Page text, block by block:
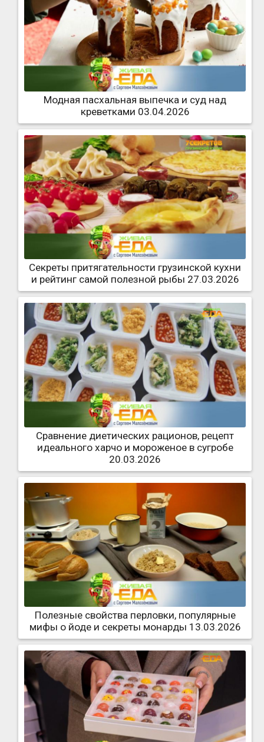
Модная пасхальная выпечка и суд над
креветками 03.04.2026
Секреты притягательности грузинской кухни
и рейтинг самой полезной рыбы 27.03.2026
Сравнение диетических рационов, рецепт
идеального харчо и мороженое в сугробе
20.03.2026
Полезные свойства перловки, популярные
мифы о йоде и секреты монарды 13.03.2026